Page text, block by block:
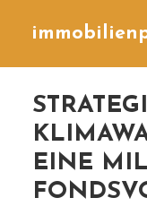
EINE